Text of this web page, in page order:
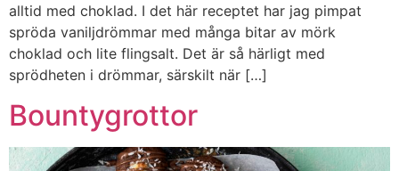
alltid med choklad. I det här receptet har jag pimpat
spröda vaniljdrömmar med många bitar av mörk
choklad och lite flingsalt. Det är så härligt med
sprödheten i drömmar, särskilt när […]
Bountygrottor